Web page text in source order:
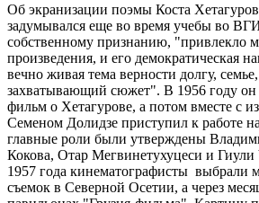
Об экранизации поэмы Коста
задумывался еще во время учебы во
собственному признанию, "привлекло
произведения, и его демократическая
вечно живая тема верности долгу,
захватывающий сюжет". В 1956 году он
фильм о Хетагурове, а потом вместе с
Семеном Долидзе приступил к работе
главные роли были утверждены
Кокова, Отар Мегвинетухуцеси и Гиули
1957 года кинематографисты выбрали
съемок в Северной Осетии, а через